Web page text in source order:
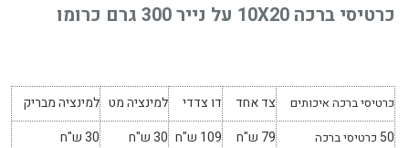
כרטיסי ברכה 10X20 על נייר 300 גרם כרומו
כרטיסי ברכה איכותים צד אחד דו צדדי למינציה מט למינציה מבריק
50 כרטיסי ברכה 79 ש"ח 109 ש"ח 30 ש"ח
30 ש"ח